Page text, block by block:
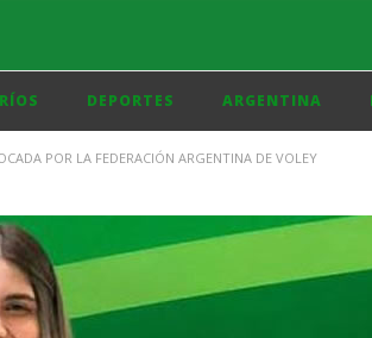
DEPORTES ARGENTINA
POR LA FEDERACIÓN ARGENTINA DE VOLEY